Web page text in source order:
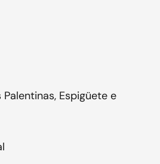
Espigüete e